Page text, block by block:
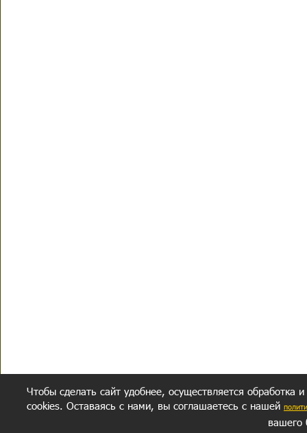
Чтобы сделать сайт удобнее, осуществляется обработка
cookies. Оставаясь с нами, вы соглашаетесь с нашей
вашего